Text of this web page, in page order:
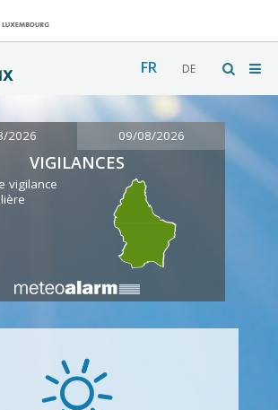
FR DE
2026 09/08/2026
VIGILANCES
vigilance